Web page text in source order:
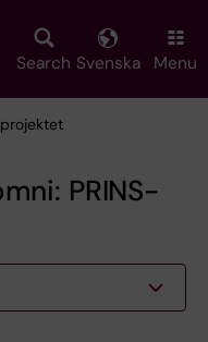
Search Svenska Menu
PRINS-